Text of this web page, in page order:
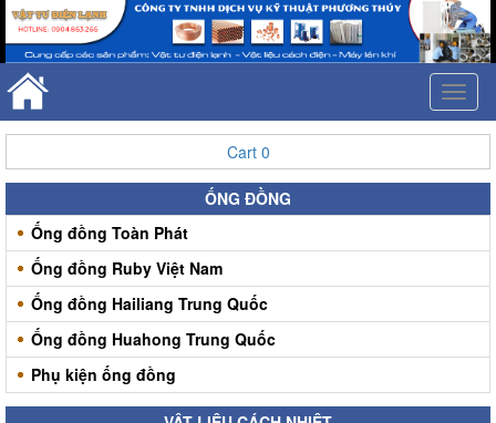
Cart 0
ỐNG ĐỒNG
Ống đồng Toàn Phát
Ống đồng Ruby Việt Nam
Ống đồng Hailiang Trung Quốc
Ống đồng Huahong Trung Quốc
Phụ kiện ống đồng